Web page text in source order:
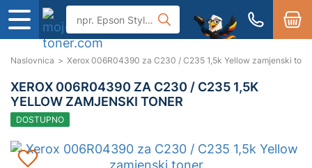
Naslovnica > Xerox 006R04390 za C230 / C235 1,5k Yellow zamjenski
XEROX 006R04390 ZA C230 / C235 1,5K
YELLOW ZAMJENSKI TONER
DOSTUPNO